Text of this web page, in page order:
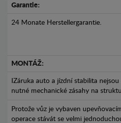
Garantie:
24 Monate Herstellergarantie.
MONTÁŽ:
IZáruka auto a jízdní stabilita
nutné mechanické zásahy na
Protože vůz je vybaven
operace stávát se velmi